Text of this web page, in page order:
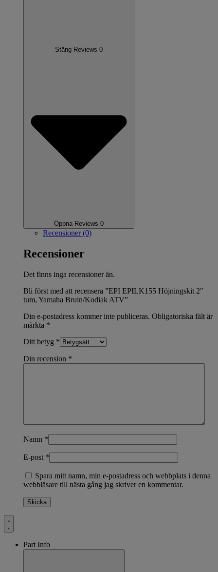
Stäng Reviews 0
Öppna Reviews 0
Recensioner (0)
Recensioner
Det finns inga recensioner än.
Bli först med att recensera ”EPI EPILK155 Höjningskit 2″
tum, Yamaha Bruin/Kodiak ATV”
Din e-postadress kommer inte publiceras. Obligatoriska fält är
märkta *
Ditt betyg *
Din recension *
Namn *
E-post *
Spara mitt namn, min e-postadress och webbplats i denna
webbläsare till nästa gång jag skriver en kommentar.
Part Info